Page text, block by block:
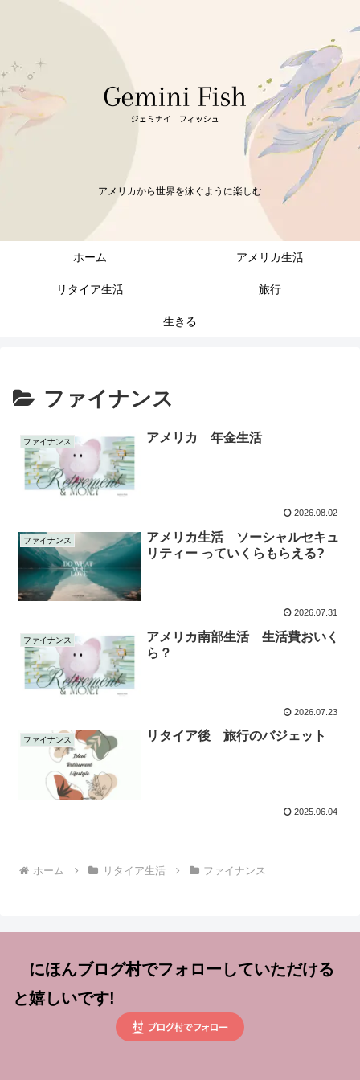
アメリカから世界を泳ぐように楽しむ
ホーム アメリカ生活
リタイア生活 旅行
生きる
ファイナンス
ファイナンス アメリカ 年金生活
2026.08.02
ファイナンス
アメリカ生活 ソーシャルセキュ
リティー っていくらもらえる?
2026.07.31
ファイナンス
アメリカ南部生活 生活費おいく
ら？
2026.07.23
ファイナンス リタイア後 旅行のバジェット
2025.06.04
ホーム リタイア生活 ファイナンス
にほんブログ村でフォローしていただける
と嬉しいです!